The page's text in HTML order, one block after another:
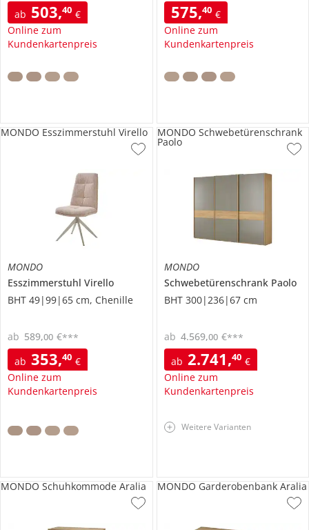
ab 503,40 €
Online zum
Kundenkartenpreis
575,40 €
Online zum
Kundenkartenpreis
MONDO
Esszimmerstuhl Virello
BHT 49|99|65 cm, Chenille
ab 353,40 €
Online zum
Kundenkartenpreis
ab 589,00 €***
MONDO Esszimmerstuhl Virello
MONDO
Schwebetürenschrank Paolo
BHT 300|236|67 cm
ab 2.741,40 €
Online zum
Kundenkartenpreis
ab 4.569,00 €***
MONDO Schwebetürenschrank
Paolo
Weitere Varianten
MONDO Schuhkommode Aralia MONDO Garderobenbank Aralia